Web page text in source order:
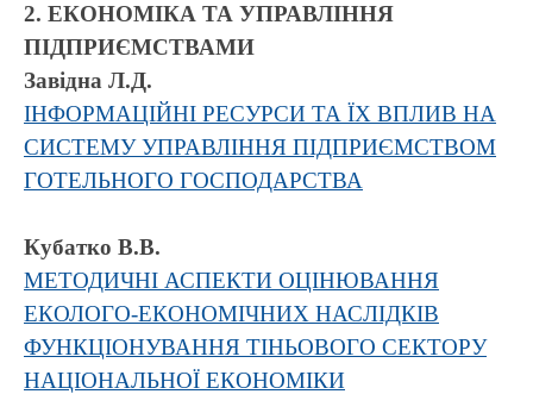
2. ЕКОНОМІКА ТА УПРАВЛІННЯ
ПІДПРИЄМСТВАМИ
Завідна Л.Д.
ІНФОРМАЦІЙНІ РЕСУРСИ ТА ЇХ ВПЛИВ НА
СИСТЕМУ УПРАВЛІННЯ ПІДПРИЄМСТВОМ
ГОТЕЛЬНОГО ГОСПОДАРСТВА
Кубатко В.В.
МЕТОДИЧНІ АСПЕКТИ ОЦІНЮВАННЯ
ЕКОЛОГО-ЕКОНОМІЧНИХ НАСЛІДКІВ
ФУНКЦІОНУВАННЯ ТІНЬОВОГО СЕКТОРУ
НАЦІОНАЛЬНОЇ ЕКОНОМІКИ